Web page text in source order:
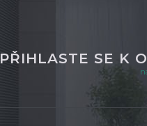
PŘIHLASTE SE K